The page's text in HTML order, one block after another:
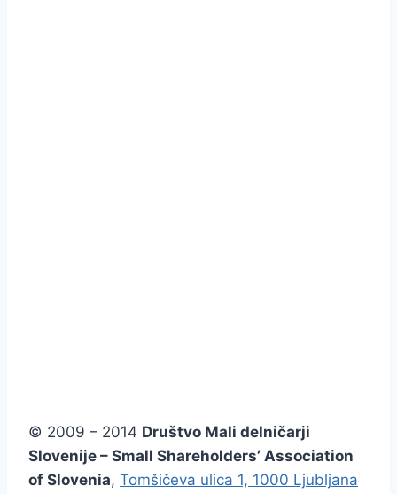
© 2009 – 2014 Društvo Mali delničarji
Slovenije – Small Shareholders’ Association
of Slovenia, Tomšičeva ulica 1, 1000 Ljubljana